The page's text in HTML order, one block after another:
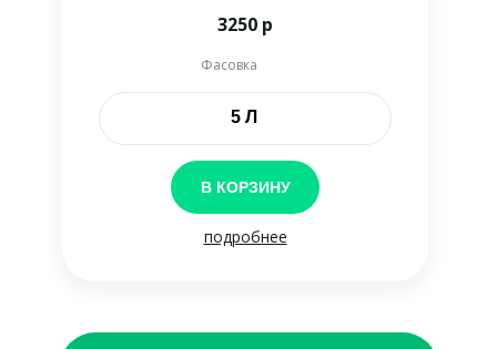
3250 р
Фасовка
В корзине
подробнее
В КОРЗИНУ
5 Л